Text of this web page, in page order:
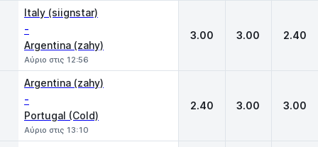
Italy (siignstar)
-
Argentina (zahy)
Αύριο στις 12:56
3.00 3.00 2.40
Argentina (zahy)
-
Portugal (Cold)
Αύριο στις 13:10
2.40 3.00 3.00